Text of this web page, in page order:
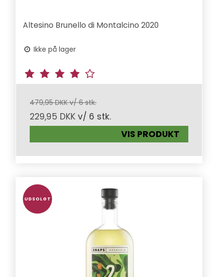
Altesino Brunello di Montalcino 2020
Ikke på lager
479,95 DKK v/ 6 stk.
229,95 DKK v/ 6 stk.
VIS PRODUKT
UDSOLGT